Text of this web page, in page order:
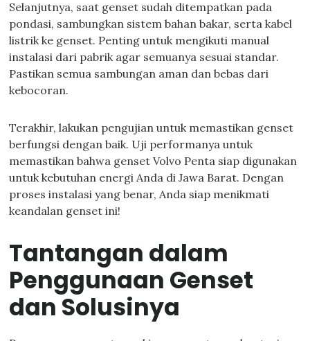
Selanjutnya, saat genset sudah ditempatkan pada
pondasi, sambungkan sistem bahan bakar, serta kabel
listrik ke genset. Penting untuk mengikuti manual
instalasi dari pabrik agar semuanya sesuai standar.
Pastikan semua sambungan aman dan bebas dari
kebocoran.
Terakhir, lakukan pengujian untuk memastikan genset
berfungsi dengan baik. Uji performanya untuk
memastikan bahwa genset Volvo Penta siap digunakan
untuk kebutuhan energi Anda di Jawa Barat. Dengan
proses instalasi yang benar, Anda siap menikmati
keandalan genset ini!
Tantangan dalam
Penggunaan Genset
dan Solusinya